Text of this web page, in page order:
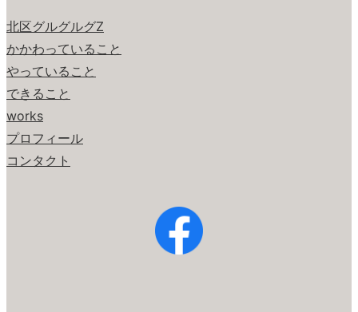
北区グルグルグZ
かかわっていること
やっていること
できること
works
プロフィール
コンタクト